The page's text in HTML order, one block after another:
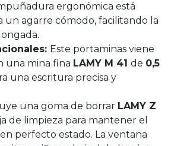
ergonómica está
un agarre cómodo, facilitando la
Este portaminas viene
una mina fina LAMY M 41 de 0,5
una escritura precisa y
una goma de borrar LAMY Z
de limpieza para mantener el
perfecto estado. La ventana